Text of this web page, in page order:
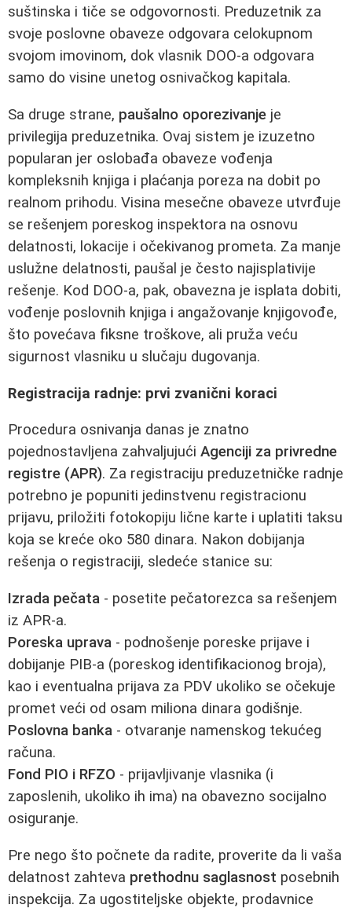
suštinska i tiče se odgovornosti. Preduzetnik za
svoje poslovne obaveze odgovara celokupnom
svojom imovinom, dok vlasnik DOO-a odgovara
samo do visine unetog osnivačkog kapitala.
Sa druge strane, paušalno oporezivanje je
privilegija preduzetnika. Ovaj sistem je izuzetno
popularan jer oslobađa obaveze vođenja
kompleksnih knjiga i plaćanja poreza na dobit po
realnom prihodu. Visina mesečne obaveze utvrđuje
se rešenjem poreskog inspektora na osnovu
delatnosti, lokacije i očekivanog prometa. Za manje
uslužne delatnosti, paušal je često najisplativije
rešenje. Kod DOO-a, pak, obavezna je isplata dobiti,
vođenje poslovnih knjiga i angažovanje knjigovođe,
što povećava fiksne troškove, ali pruža veću
sigurnost vlasniku u slučaju dugovanja.
Registracija radnje: prvi zvanični koraci
Procedura osnivanja danas je znatno
pojednostavljena zahvaljujući Agenciji za privredne
registre (APR). Za registraciju preduzetničke radnje
potrebno je popuniti jedinstvenu registracionu
prijavu, priložiti fotokopiju lične karte i uplatiti taksu
koja se kreće oko 580 dinara. Nakon dobijanja
rešenja o registraciji, sledeće stanice su:
Izrada pečata - posetite pečatorezca sa rešenjem
iz APR-a.
Poreska uprava - podnošenje poreske prijave i
dobijanje PIB-a (poreskog identifikacionog broja),
kao i eventualna prijava za PDV ukoliko se očekuje
promet veći od osam miliona dinara godišnje.
Poslovna banka - otvaranje namenskog tekućeg
računa.
Fond PIO i RFZO - prijavljivanje vlasnika (i
zaposlenih, ukoliko ih ima) na obavezno socijalno
osiguranje.
Pre nego što počnete da radite, proverite da li vaša
delatnost zahteva prethodnu saglasnost posebnih
inspekcija. Za ugostiteljske objekte, prodavnice